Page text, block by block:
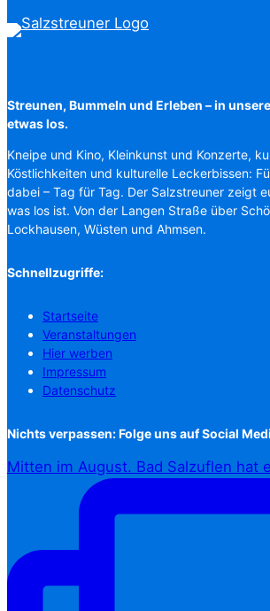
Streunen, Bummeln und Erleben – in
etwas los.
Kneipe und Kino, Kleinkunst und Konzerte,
Köstlichkeiten und kulturelle Leckerbissen:
dabei – Tag für Tag. Der Salzstreuner zeigt
was los ist. Von der Langen Straße über
Lockhausen, Wüsten und Ahmsen.
Schnellzugriffe:
Startseite
Veranstaltungen
Hier werben
Impressum
Datenschutz
Nichts verpassen: Folge uns auf Social
Mitten im August. Bad Salzuflen hat